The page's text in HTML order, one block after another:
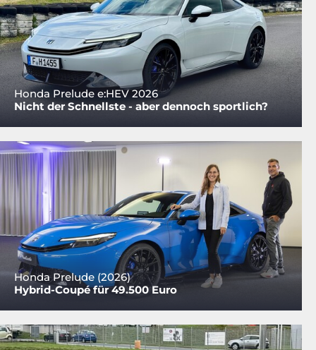
Honda Prelude e:HEV 2026
Nicht der Schnellste - aber dennoch sportlich?
Honda Prelude (2026)
Hybrid-Coupé für 49.500 Euro